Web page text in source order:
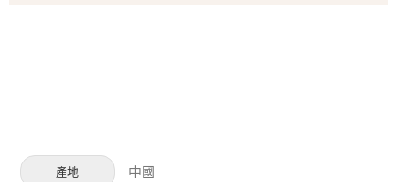
產地 中國